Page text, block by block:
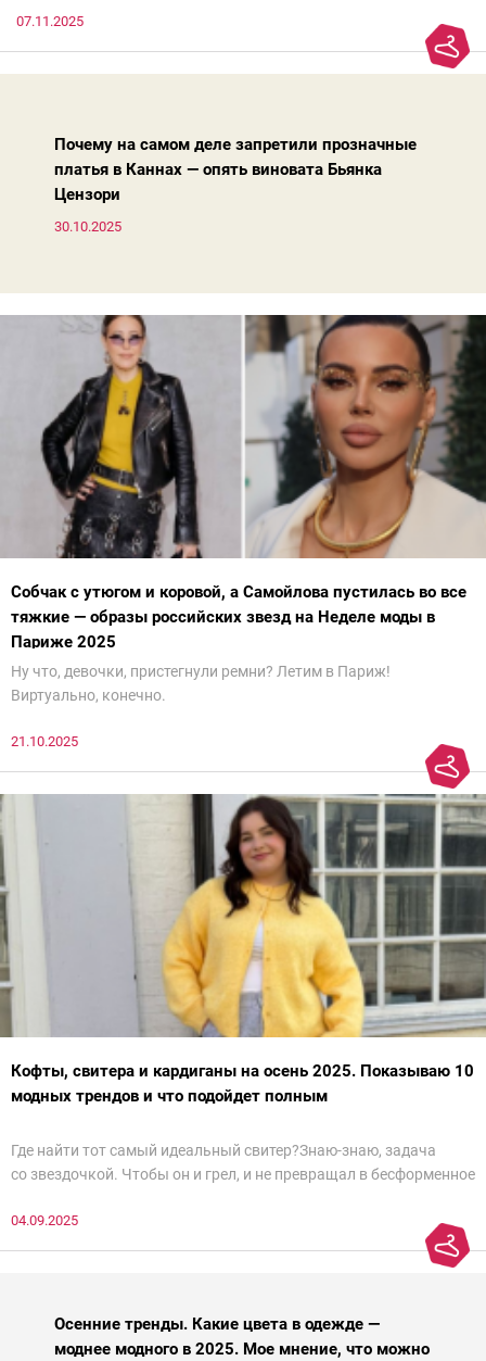
добавляют ей лет.И проблема не в том, что они вышли из
моды. Вовсе нет.Проблема в том, что сама мода сделала шаг
07.11.2025
Почему на самом деле запретили прозначные
платья в Каннах — опять виновата Бьянка
Цензори
30.10.2025
Собчак с утюгом и коровой, а Самойлова пустилась во все
тяжкие — образы российских звезд на Неделе моды в
Париже 2025
Ну что, девочки, пристегнули ремни? Летим в Париж!
Виртуально, конечно.
21.10.2025
Кофты, свитера и кардиганы на осень 2025. Показываю 10
модных трендов и что подойдет полным
Где найти тот самый идеальный свитер?Знаю-знаю, задача
со звездочкой. Чтобы он и грел, и не превращал в бесформенное
паники.
04.09.2025
Осенние тренды. Какие цвета в одежде —
моднее модного в 2025. Мое мнение, что можно